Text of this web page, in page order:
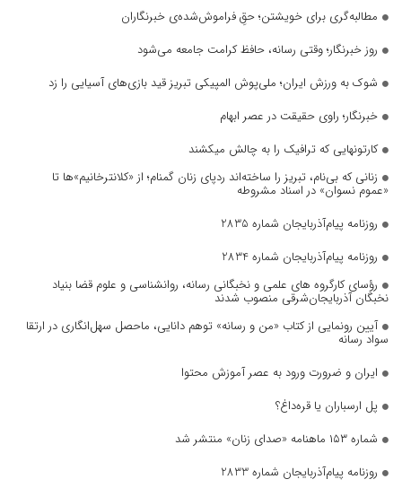
مطالبه‌گری برای خویشتن؛ حقِ فراموش‌شده‌ی خبرنگاران
روز خبرنگار؛ وقتی رسانه، حافظ کرامت جامعه می‌شود
شوک به ورزش ایران؛ ملی‌پوش المپیکی تبریز قید بازی‌های آسیایی را زد
خبرنگار؛ راوی حقیقت در عصر ابهام
کارتونهایی که ترافیک را به چالش میکشند
زنانی که بی‌نام، تبریز را ساخته‌اند ردپای زنان گمنام؛ از «کلانترخانیم»ها تا
«عموم نسوان» در اسناد مشروطه
روزنامه پیام‌آذربایجان شماره 2835
روزنامه پیام‌آذربایجان شماره 2834
رؤسای کارگروه های علمی و نخبگانی رسانه، روانشناسی و علوم قضا بنیاد
نخبگان آذربایجان‌شرقی منصوب شدند
آیین رونمایی از کتاب «من و رسانه» توهم دانایی، ماحصل سهل‌انگاری در ارتقا
سواد رسانه
ایران و ضرورت ورود به عصر آموزش محتوا
پل ارسباران یا قره‌داغ؟
شماره ۱۵۳ ماهنامه «صدای زنان» منتشر شد
روزنامه پیام‌آذربایجان شماره 2833